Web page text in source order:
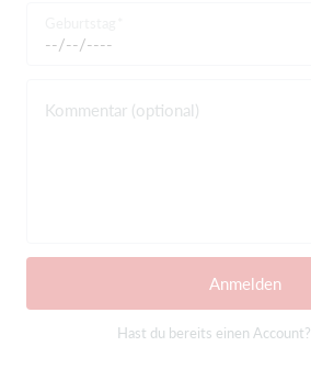
Kommentar (optional)
Anmelden
Hast du bereits einen Account?